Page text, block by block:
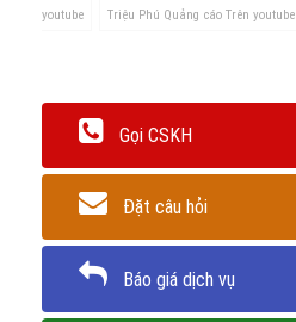
youtube Triệu Phú Quảng cáo Trên youtube
Gọi CSKH
Đặt câu hỏi
Báo giá dịch vụ